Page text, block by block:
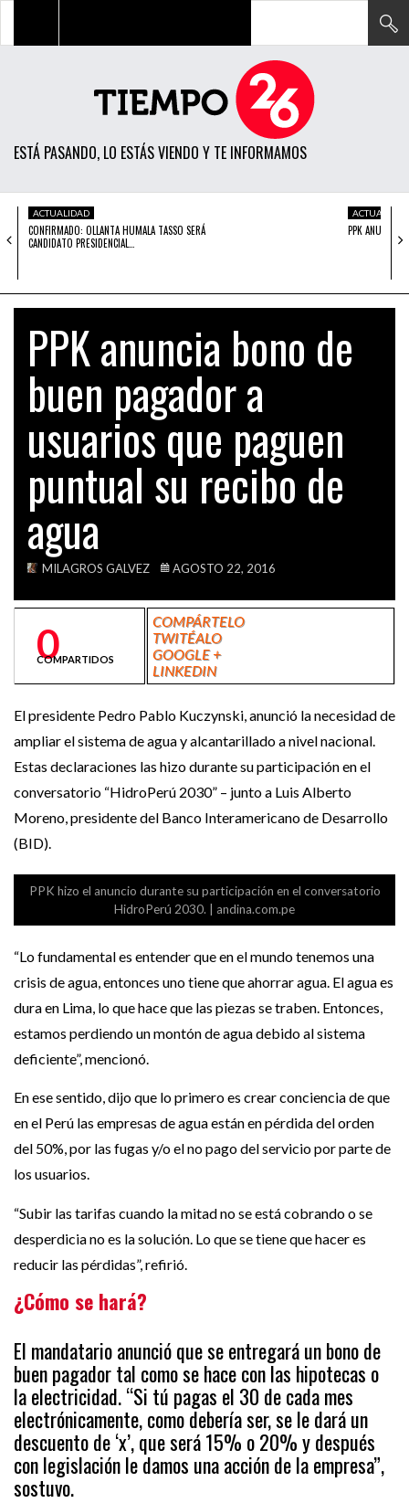
ESTÁ PASANDO, LO ESTÁS VIENDO Y TE INFORMAMOS
POLÍTICA
ECONOMÍA
SOCIEDAD
OPINIÓN
ENTRETENIMIENTO
TECH
ACTUALIDAD
CONFIRMADO: OLLANTA HUMALA TASSO SERÁ
CANDIDATO PRESIDENCIAL…
ACTUALIDAD
PPK ANUNCIA
PPK anuncia bono de
buen pagador a
usuarios que paguen
puntual su recibo de
agua
MILAGROS GALVEZ AGOSTO 22, 2016
COMPÁRTELO
TWITÉALO
GOOGLE +
LINKEDIN
0
COMPARTIDOS
El presidente Pedro Pablo Kuczynski, anunció la necesidad de
ampliar el sistema de agua y alcantarillado a nivel nacional.
Estas declaraciones las hizo durante su participación en el
conversatorio “HidroPerú 2030” – junto a Luis Alberto
Moreno, presidente del Banco Interamericano de Desarrollo
(BID).
PPK hizo el anuncio durante su participación en el conversatorio
HidroPerú 2030. | andina.com.pe
“Lo fundamental es entender que en el mundo tenemos una
crisis de agua, entonces uno tiene que ahorrar agua. El agua es
dura en Lima, lo que hace que las piezas se traben. Entonces,
estamos perdiendo un montón de agua debido al sistema
deficiente”, mencionó.
En ese sentido, dijo que lo primero es crear conciencia de que
en el Perú las empresas de agua están en pérdida del orden
del 50%, por las fugas y/o el no pago del servicio por parte de
los usuarios.
“Subir las tarifas cuando la mitad no se está cobrando o se
desperdicia no es la solución. Lo que se tiene que hacer es
reducir las pérdidas”, refirió.
¿Cómo se hará?
El mandatario anunció que se entregará un bono de
buen pagador tal como se hace con las hipotecas o
la electricidad. “Si tú pagas el 30 de cada mes
electrónicamente, como debería ser, se le dará un
descuento de ‘x’, que será 15% o 20% y después
con legislación le damos una acción de la empresa”,
sostuvo.